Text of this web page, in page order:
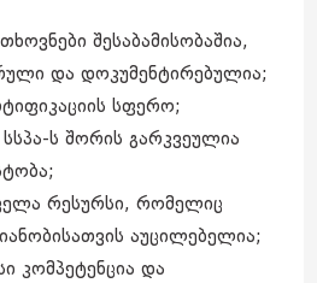
შესაბამისობაშია,
და დოკუმენტირებულია;
სფერო;
ს შორის გარკვეულია
რესურსი, რომელიც
აუცილებელია;
კომპეტენცია და